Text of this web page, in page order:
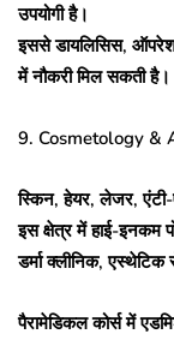
उपयोगी है।
इससे डायलिसिस,
में नौकरी मिल सकती है।
9. Cosmetology &
स्किन, हेयर, लेजर, एंटी-
इस क्षेत्र में हाई-इनकम
डर्मा क्लीनिक,
पैरामेडिकल कोर्स में